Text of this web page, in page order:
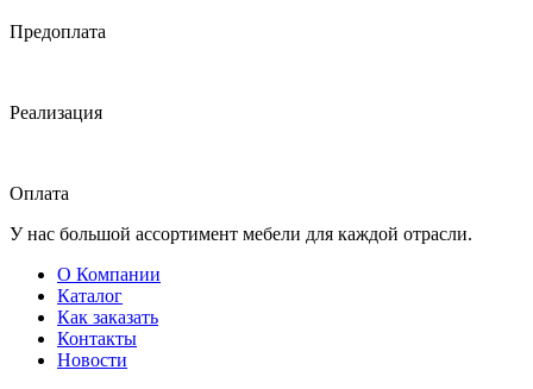
Предоплата
Реализация
Оплата
У нас большой ассортимент мебели для каждой отрасли.
О Компании
Каталог
Как заказать
Контакты
Новости